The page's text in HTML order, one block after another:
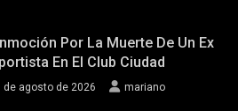
Por La Muerte De Un Ex
En El Club Ciudad
de agosto de 2026 mariano